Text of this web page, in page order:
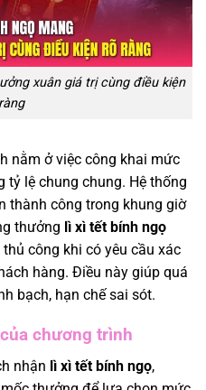
xuân giá trị cùng điều kiện
nằm ở việc công khai mức
tỷ lệ chung chung. Hệ thống
thành công trong khung giờ
thưởng lì xì tết bính ngọ
công khi có yêu cầu xác
hàng. Điều này giúp quá
bạch, hạn chế sai sót.
chương trình
nhận lì xì tết bính ngọ,